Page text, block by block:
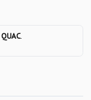
QUAC.